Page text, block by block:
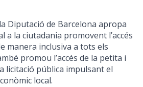
Diputació de Barcelona apropa
a la ciutadania promovent l’accés
manera inclusiva a tots els
promou l’accés de la petita i
licitació pública impulsant el
local.